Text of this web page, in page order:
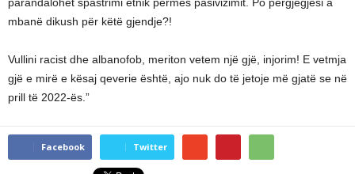
parandalohet spastrimi etnik përmes pasivizimit. Po përgjegjësi a
mbanë dikush për këtë gjendje?!
Vullini racist dhe albanofob, meriton vetem një gjë, injorim! E vetmja
gjë e mirë e kësaj qeverie është, ajo nuk do të jetoje më gjatë se në
prill të 2022-ës.”
Facebook Twitter